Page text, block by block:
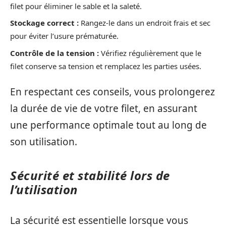
filet pour éliminer le sable et la saleté.
Stockage correct : Rangez-le dans un endroit frais et sec
pour éviter l’usure prématurée.
Contrôle de la tension : Vérifiez régulièrement que le
filet conserve sa tension et remplacez les parties usées.
En respectant ces conseils, vous prolongerez
la durée de vie de votre filet, en assurant
une performance optimale tout au long de
son utilisation.
Sécurité et stabilité lors de
l’utilisation
La sécurité est essentielle lorsque vous